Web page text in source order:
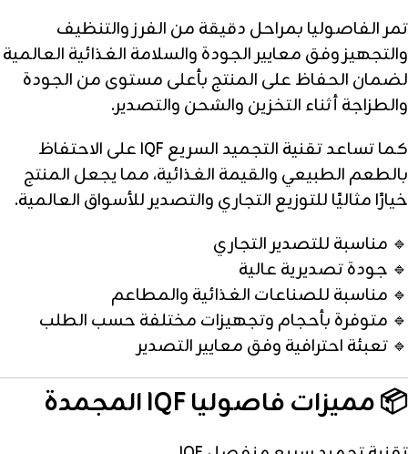
تمر الفاصوليا بمراحل دقيقة من الفرز والتنظيف
والتجهيز وفق معايير الجودة والسلامة الغذائية العالمية
لضمان الحفاظ على المنتج بأعلى مستوى من الجودة
والطزاجة أثناء التخزين والشحن والتصدير.
كما تساعد تقنية التجميد السريع IQF على الاحتفاظ
بالطعم الطبيعي والقيمة الغذائية، مما يجعل المنتج
خيارًا مثاليًا للتوزيع التجاري والتصدير للأسواق العالمية.
🔹 مناسبة للتصدير التجاري
🔹 جودة تصديرية عالية
🔹 مناسبة للصناعات الغذائية والمطاعم
🔹 متوفرة بأحجام وتجهيزات مختلفة حسب الطلب
🔹 تعبئة احترافية وفق معايير التصدير
📦 مميزات فاصوليا IQF المجمدة